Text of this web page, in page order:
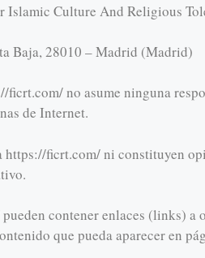
Culture And Religious
Baja, 28010 – Madrid (Madrid)
no asume ninguna
de Internet.
ficrt.com/ ni constituyen
contener enlaces (links)
que pueda aparecer en